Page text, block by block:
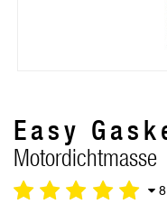
Easy
Motordichtmasse
8